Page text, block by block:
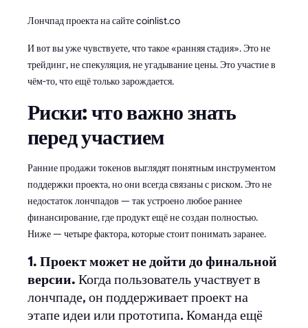
Лончпад проекта на сайте coinlist.co
И вот вы уже чувствуете, что такое «ранняя стадия». Это не
трейдинг, не спекуляция, не угадывание цены. Это участие в
чём-то, что ещё только зарождается.
Риски: что важно знать
перед участием
Ранние продажи токенов выглядят понятным инструментом
поддержки проекта, но они всегда связаны с риском. Это не
недостаток лончпадов — так устроено любое раннее
финансирование, где продукт ещё не создан полностью.
Ниже — четыре фактора, которые стоит понимать заранее.
1. Проект может не дойти до финальной
версии. Когда пользователь участвует в
лончпаде, он поддерживает проект на
этапе идеи или прототипа. Команда ещё